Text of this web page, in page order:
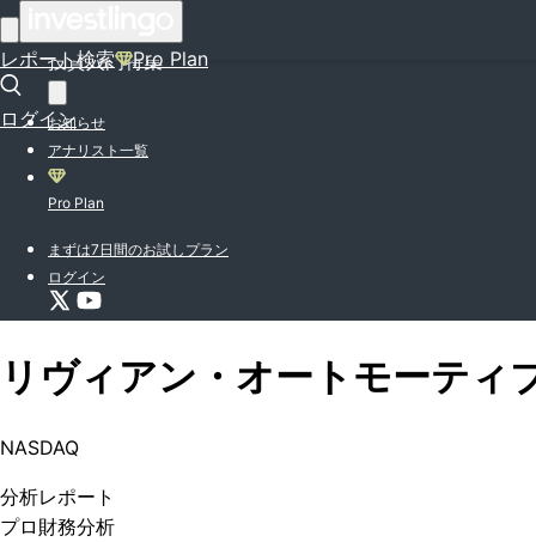
レポート検索 Pro Plan
ログイン
投資入門特集
お知らせ
アナリスト一覧
Pro Plan
まずは7日間のお試しプラン
ログイン
リヴィアン・オートモーティ
NASDAQ
分析レポート
プロ 財務分析